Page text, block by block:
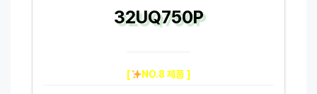
32UQ750P
[ NO.8 제품 ]